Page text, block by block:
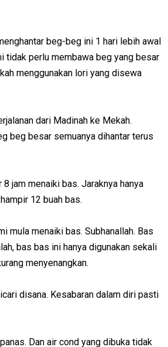
beg-beg ini 1 hari lebih awal
tidak perlu membawa beg yang besar
menggunakan lori yang disewa
dari Madinah ke Mekah.
beg besar semuanya dihantar terus
jam menaiki bas. Jaraknya hanya
12 buah bas.
mula menaiki bas. Subhanallah. Bas
bas bas ini hanya digunakan sekali
menyenangkan.
disana. Kesabaran dalam diri pasti
Dan air cond yang dibuka tidak